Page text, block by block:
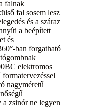
falnak
fal sosem lesz
és a száraz
a beépített
és
ban forgatható
elektromos
nagyméretű
a zsinór ne legyen